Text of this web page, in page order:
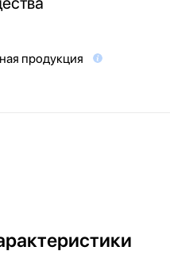
продукция